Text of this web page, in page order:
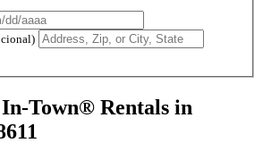
Town® Rentals in